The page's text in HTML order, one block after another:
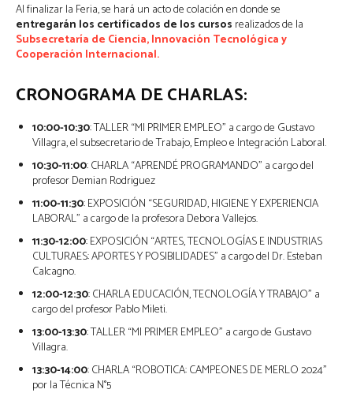
Al finalizar la Feria, se hará un acto de colación en donde se
entregarán los certificados de los cursos realizados de la
Subsecretaría de Ciencia, Innovación Tecnológica y
Cooperación Internacional.
CRONOGRAMA DE CHARLAS:
10:00-10:30: TALLER “MI PRIMER EMPLEO” a cargo de Gustavo
Villagra, el subsecretario de Trabajo, Empleo e Integración Laboral.
10:30-11:00: CHARLA “APRENDÉ PROGRAMANDO” a cargo del
profesor Demian Rodriguez
11:00-11:30: EXPOSICIÓN “SEGURIDAD, HIGIENE Y EXPERIENCIA
LABORAL” a cargo de la profesora Debora Vallejos.
11:30-12:00: EXPOSICIÓN “ARTES, TECNOLOGÍAS E INDUSTRIAS
CULTURAES: APORTES Y POSIBILIDADES” a cargo del Dr. Esteban
Calcagno.
12:00-12:30: CHARLA EDUCACIÓN, TECNOLOGÍA Y TRABAJO” a
cargo del profesor Pablo Mileti.
13:00-13:30: TALLER “MI PRIMER EMPLEO” a cargo de Gustavo
Villagra.
13:30-14:00: CHARLA “ROBOTICA: CAMPEONES DE MERLO 2024”
por la Técnica N°5